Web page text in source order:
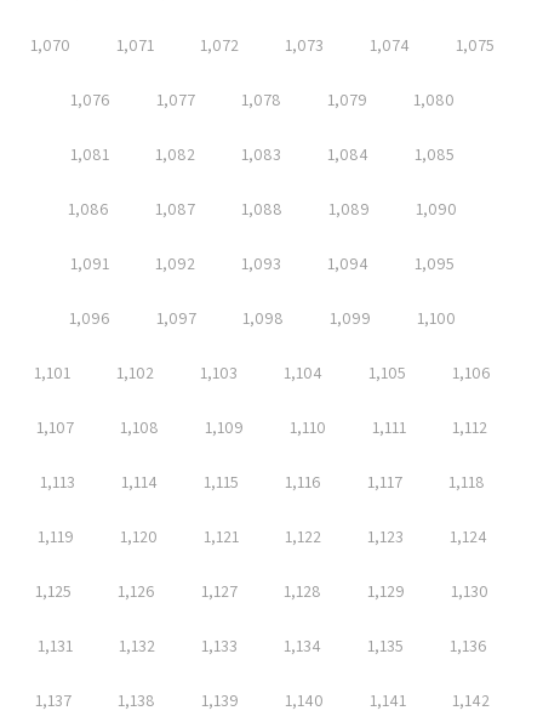
1,070 1,071 1,072 1,073 1,074 1,075
1,076 1,077 1,078 1,079 1,080
1,081 1,082 1,083 1,084 1,085
1,086 1,087 1,088 1,089 1,090
1,091 1,092 1,093 1,094 1,095
1,096 1,097 1,098 1,099 1,100
1,101 1,102 1,103 1,104 1,105 1,106
1,107 1,108 1,109 1,110 1,111 1,112
1,113 1,114 1,115 1,116 1,117 1,118
1,119 1,120 1,121 1,122 1,123 1,124
1,125 1,126 1,127 1,128 1,129 1,130
1,131 1,132 1,133 1,134 1,135 1,136
1,137 1,138 1,139 1,140 1,141 1,142